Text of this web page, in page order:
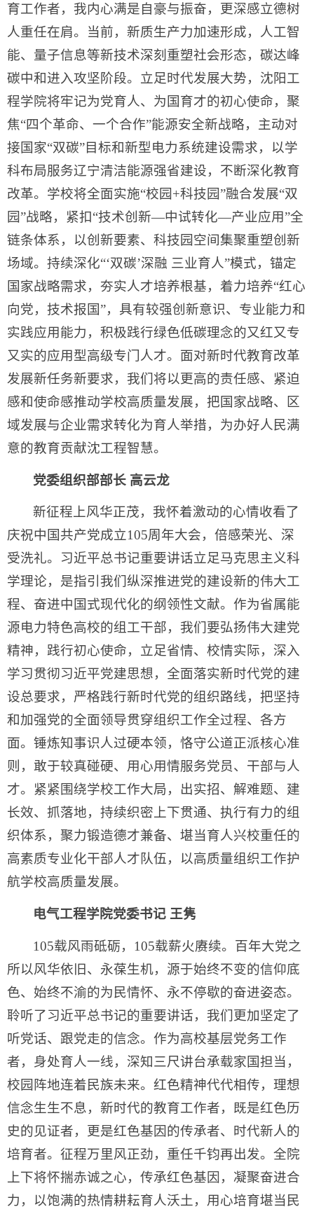
育工作者，我内心满是自豪与振奋，更深感立德树
人重任在肩。当前，新质生产力加速形成，人工智
能、量子信息等新技术深刻重塑社会形态，碳达峰
碳中和进入攻坚阶段。立足时代发展大势，沈阳工
程学院将牢记为党育人、为国育才的初心使命，聚
焦“四个革命、一个合作”能源安全新战略，主动对
接国家“双碳”目标和新型电力系统建设需求，以学
科布局服务辽宁清洁能源强省建设，不断深化教育
改革。学校将全面实施“校园+科技园”融合发展“双
园”战略，紧扣“技术创新—中试转化—产业应用”全
链条体系，以创新要素、科技园空间集聚重塑创新
场域。持续深化“‘双碳’深融 三业育人”模式，锚定
国家战略需求，夯实人才培养根基，着力培养“红心
向党，技术报国”，具有较强创新意识、专业能力和
实践应用能力，积极践行绿色低碳理念的又红又专
又实的应用型高级专门人才。面对新时代教育改革
发展新任务新要求，我们将以更高的责任感、紧迫
感和使命感推动学校高质量发展，把国家战略、区
域发展与企业需求转化为育人举措，为办好人民满
意的教育贡献沈工程智慧。
党委组织部部长 高云龙
新征程上风华正茂，我怀着激动的心情收看了
庆祝中国共产党成立105周年大会，倍感荣光、深
受洗礼。习近平总书记重要讲话立足马克思主义科
学理论，是指引我们纵深推进党的建设新的伟大工
程、奋进中国式现代化的纲领性文献。作为省属能
源电力特色高校的组工干部，我们要弘扬伟大建党
精神，践行初心使命，立足省情、校情实际，深入
学习贯彻习近平党建思想，全面落实新时代党的建
设总要求，严格践行新时代党的组织路线，把坚持
和加强党的全面领导贯穿组织工作全过程、各方
面。锤炼知事识人过硬本领，恪守公道正派核心准
则，敢于较真碰硬、用心用情服务党员、干部与人
才。紧紧围绕学校工作大局，出实招、解难题、建
长效、抓落地，持续织密上下贯通、执行有力的组
织体系，聚力锻造德才兼备、堪当育人兴校重任的
高素质专业化干部人才队伍，以高质量组织工作护
航学校高质量发展。
电气工程学院党委书记 王隽
105载风雨砥砺，105载薪火赓续。百年大党之
所以风华依旧、永葆生机，源于始终不变的信仰底
色、始终不渝的为民情怀、永不停歇的奋进姿态。
聆听了习近平总书记的重要讲话，我们更加坚定了
听党话、跟党走的信念。作为高校基层党务工作
者，身处育人一线，深知三尺讲台承载家国担当，
校园阵地连着民族未来。红色精神代代相传，理想
信念生生不息，新时代的教育工作者，既是红色历
史的见证者，更是红色基因的传承者、时代新人的
培育者。征程万里风正劲，重任千钧再出发。全院
上下将怀揣赤诚之心，传承红色基因，凝聚奋进合
力，以饱满的热情耕耘育人沃土，用心培育堪当民